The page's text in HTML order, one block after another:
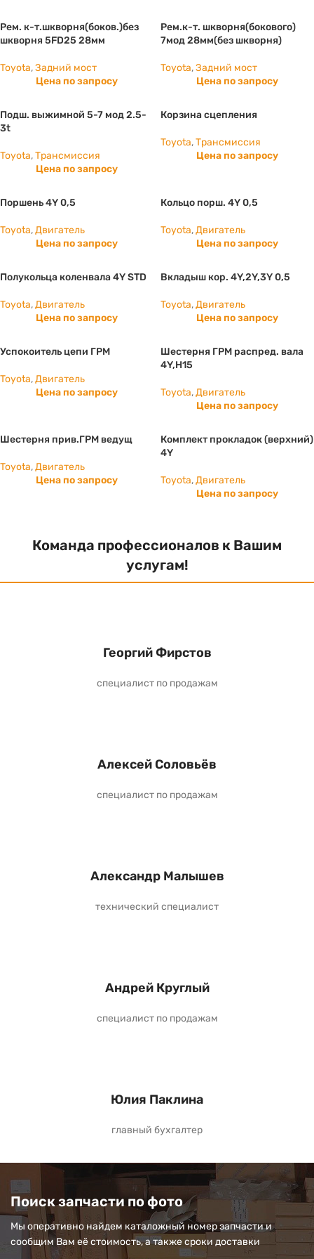
Рем. к-т.шкворня(боков.)без
шкворня 5FD25 28мм
Toyota,Задний мост
Цена по запросу
Рем.к-т. шкворня(бокового)
7мод 28мм(без шкворня)
Toyota,Задний мост
Цена по запросу
Подш. выжимной 5-7 мод 2.5-
3t
Toyota,Трансмиссия
Цена по запросу
Корзина сцепления
Toyota,Трансмиссия
Цена по запросу
Поршень 4Y 0,5
Toyota,Двигатель
Цена по запросу
Кольцо порш. 4Y 0,5
Toyota,Двигатель
Цена по запросу
Полукольца коленвала 4Y STD
Toyota,Двигатель
Цена по запросу
Вкладыш кор. 4Y,2Y,3Y 0,5
Toyota,Двигатель
Цена по запросу
Успокоитель цепи ГРМ
Toyota,Двигатель
Цена по запросу
Шестерня ГРМ распред. вала
4Y,H15
Toyota,Двигатель
Цена по запросу
Шестерня прив.ГРМ ведущ
Toyota,Двигатель
Цена по запросу
Комплект прокладок (верхний)
4Y
Toyota,Двигатель
Цена по запросу
Команда профессионалов к Вашим
услугам!
Георгий Фирстов
специалист по продажам
Алексей Соловьёв
специалист по продажам
Александр Малышев
технический специалист
Андрей Круглый
специалист по продажам
Юлия Паклина
главный бухгалтер
Поиск запчасти по фото
Мы оперативно найдем каталожный номер запчасти и
сообщим Вам её стоимость, а также сроки доставки